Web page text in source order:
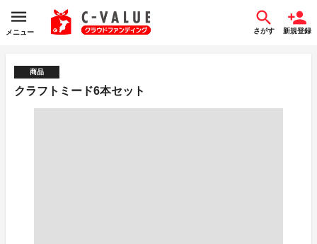
メニュー さがす 新規登録
商品
クラフトミード6本セット